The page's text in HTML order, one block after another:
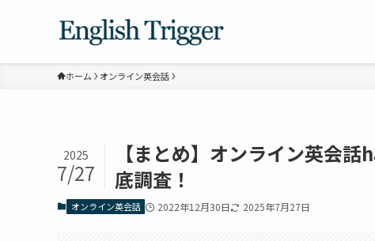
ホーム オンライン英会話
【まとめ】オンライン英会
底調査！
2025
7/27
オンライン英会話 2022年12月30日 2025年7月27日